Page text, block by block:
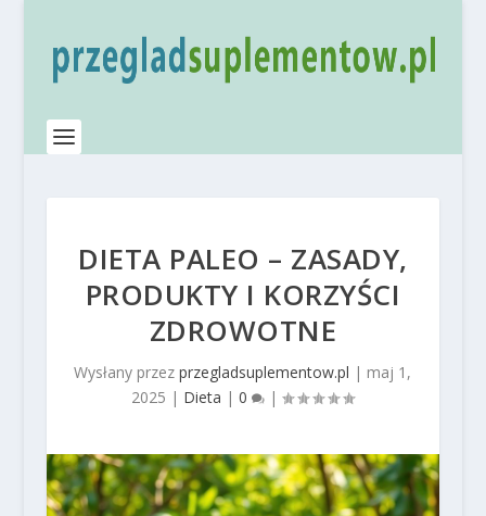
DIETA PALEO – ZASADY,
PRODUKTY I KORZYŚCI
ZDROWOTNE
Wysłany przezprzegladsuplementow.pl | maj 1,
2025 | Dieta |0 |